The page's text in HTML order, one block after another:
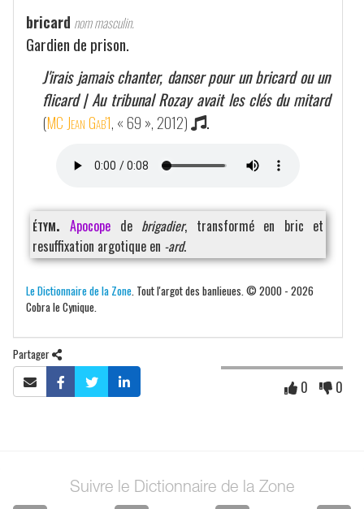
bricard nom masculin.
Gardien de prison.
J'irais jamais chanter, danser pour un bricard ou un
flicard | Au tribunal Rozay avait les clés du mitard
(MC Jean Gab'1, « 69 », 2012) .
étym.Apocope de brigadier, transformé en bric et
resuffixation argotique en -ard.
Le Dictionnaire de la Zone . Tout l'argot des banlieues. © 2000 - 2026
Cobra le Cynique.
Partager
0 0
Suivre le Dictionnaire de la Zone